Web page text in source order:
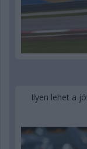
Ilyen lehet a